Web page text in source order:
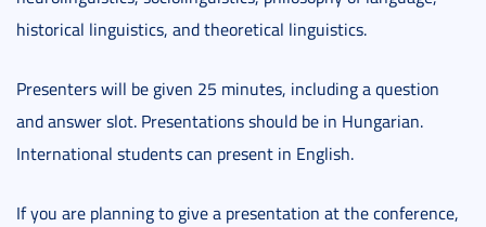
historical linguistics, and theoretical linguistics.
Presenters will be given 25 minutes, including a question
and answer slot. Presentations should be in Hungarian.
International students can present in English.
If you are planning to give a presentation at the conference,